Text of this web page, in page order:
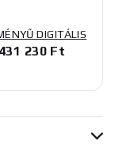
DIGITÁLIS
431 230 Ft